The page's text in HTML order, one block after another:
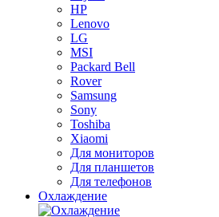
HP
Lenovo
LG
MSI
Packard Bell
Rover
Samsung
Sony
Toshiba
Xiaomi
Для мониторов
Для планшетов
Для телефонов
Охлаждение